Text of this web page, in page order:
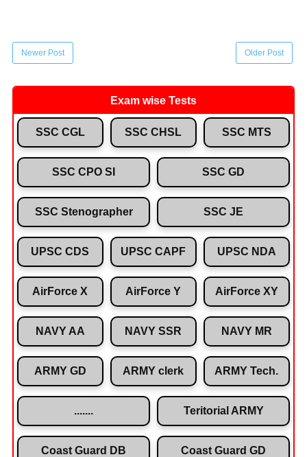
Newer Post Older Post
Exam wise Tests
SSC CGL SSC CHSL SSC MTS
SSC CPO SI SSC GD
SSC Stenographer SSC JE
UPSC CDS UPSC CAPF UPSC NDA
AirForce X AirForce Y AirForce XY
NAVY AA NAVY SSR NAVY MR
ARMY GD ARMY clerk ARMY Tech.
Teritorial ARMY
Coast Guard DB Coast Guard GD